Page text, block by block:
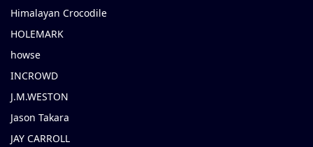
Himalayan Crocodile
HOLEMARK
howse
INCROWD
J.M.WESTON
Jason Takara
JAY CARROLL